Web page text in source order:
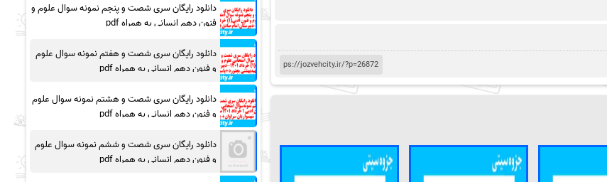
دانلود رایگان سری شصت و پنجم نمونه سوال علوم و
فنون دهم انسانی به همراه pdf
دانلود رایگان سری شصت و هفتم نمونه سوال علوم
و فنون دهم انسانی به همراه pdf
دانلود رایگان سری شصت و هشتم نمونه سوال علوم
و فنون دهم انسانی به همراه pdf
دانلود رایگان سری شصت و ششم نمونه سوال علوم
و فنون دهم انسانی به همراه pdf